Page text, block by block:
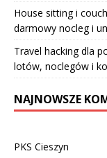
House sitting i
darmowy nocleg i
Travel hacking dla
lotów, noclegów i
NAJNOWSZE
PKS Cieszyn